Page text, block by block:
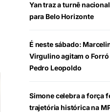
Yan traz a turnê
para Belo Horizonte
É neste sábado:
Virgulino agitam o
Pedro Leopoldo
Simone celebra a força
trajetória histórica na